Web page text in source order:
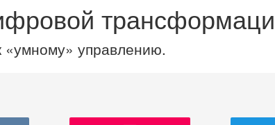
«умному» управлению.